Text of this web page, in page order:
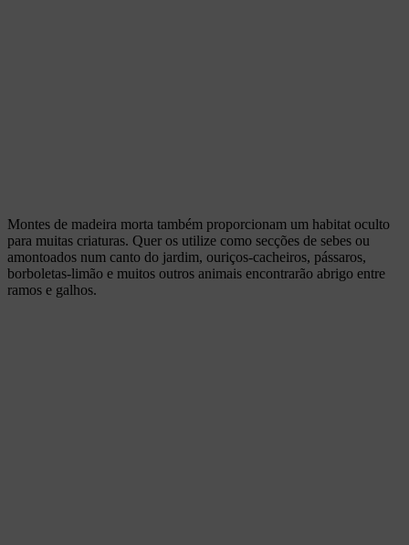
Montes de madeira morta também proporcionam um habitat oculto
para muitas criaturas. Quer os utilize como secções de sebes ou
amontoados num canto do jardim, ouriços-cacheiros, pássaros,
borboletas-limão e muitos outros animais encontrarão abrigo entre
ramos e galhos.